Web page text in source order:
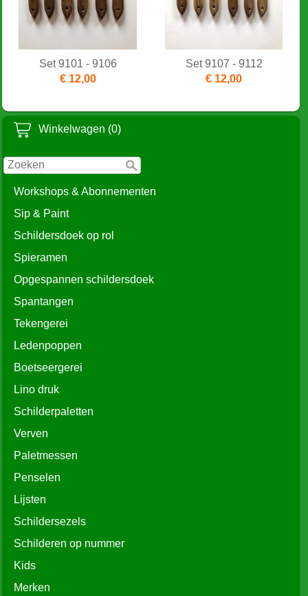
Winkelwagen (0)
Workshops & Abonnementen
Sip & Paint
Schildersdoek op rol
Spieramen
Opgespannen schildersdoek
Spantangen
Tekengerei
Ledenpoppen
Boetseergerei
Lino druk
Schilderpaletten
Verven
Paletmessen
Penselen
Lijsten
Schildersezels
Schilderen op nummer
Kids
Merken
Set 9101 - 9106
€ 12,00
Set 9107 - 9112
€ 12,00